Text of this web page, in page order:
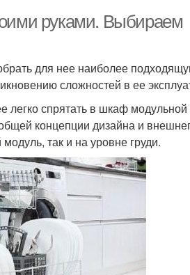
руками. Выбираем
для нее наиболее
сложностей в ее
легко спрятать в шкаф
концепции дизайна и
так и на уровне груди.